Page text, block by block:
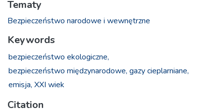
Tematy
Bezpieczeństwo narodowe i wewnętrzne
Keywords
bezpieczeństwo ekologiczne,
bezpieczeństwo międzynarodowe, gazy cieplarniane,
emisja, XXI wiek
Citation